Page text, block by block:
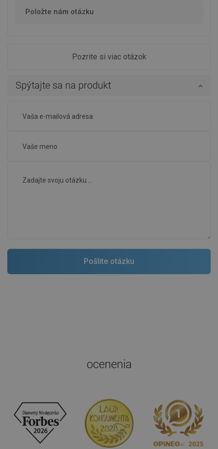
Položte nám otázku
Pozrite si viac otázok
Spýtajte sa na produkt
ocenenia